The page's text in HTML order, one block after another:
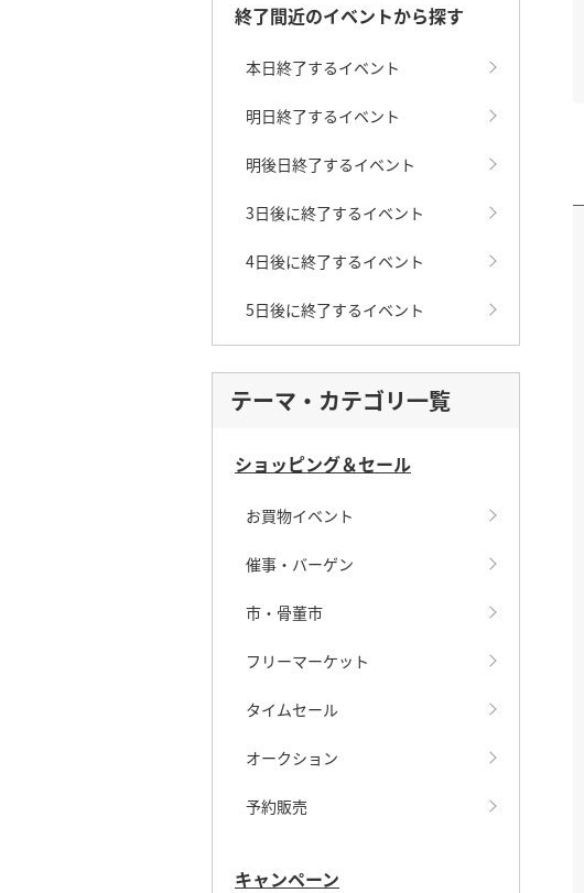
終了間近のイベントから探す
本日終了するイベント
明日終了するイベント
明後日終了するイベント
3日後に終了するイベント
4日後に終了するイベント
5日後に終了するイベント
テーマ・カテゴリ一覧
ショッピング＆セール
お買物イベント
催事・バーゲン
市・骨董市
フリーマーケット
タイムセール
オークション
予約販売
キャンペーン